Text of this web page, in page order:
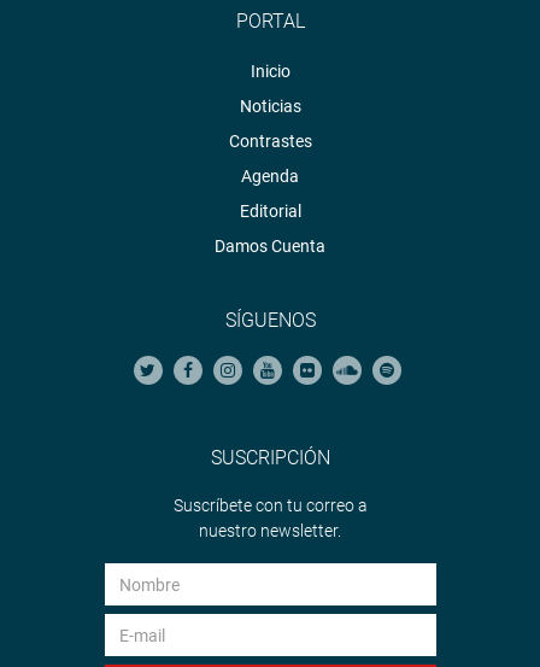
PORTAL
Inicio
Noticias
Contrastes
Agenda
Editorial
Damos Cuenta
SÍGUENOS
SUSCRIPCIÓN
Suscríbete con tu correo a
nuestro newsletter.